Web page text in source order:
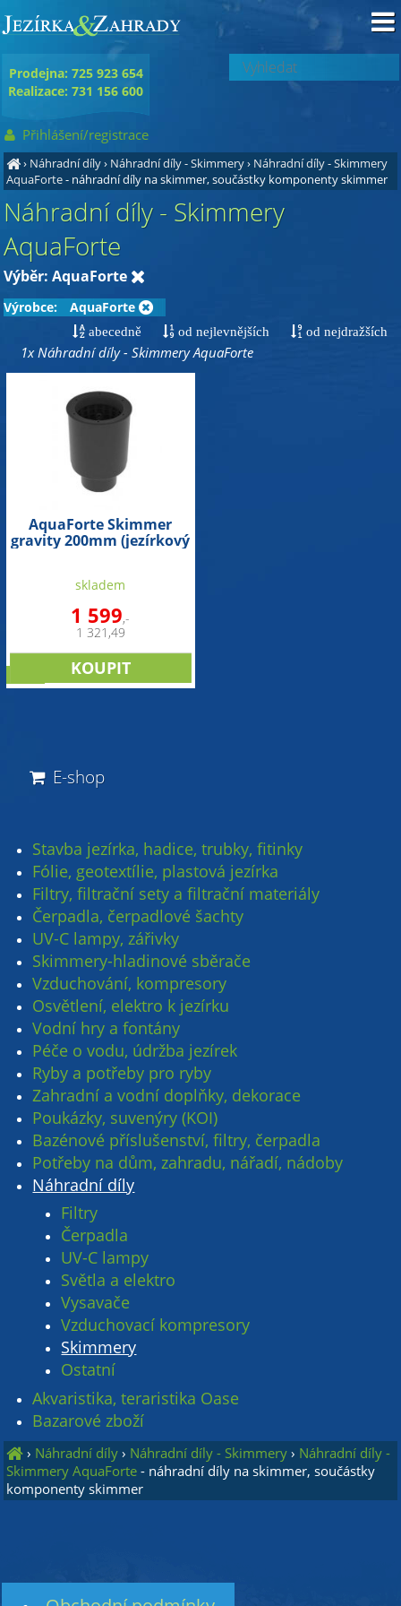
› Náhradní díly› Náhradní díly - Skimmery› Náhradní díly - Skimmery
AquaForte- náhradní díly na skimmer, součástky komponenty skimmer
Náhradní díly - Skimmery
AquaForte
Výběr: AquaForte
Výrobce: AquaForte
abecedně od nejlevnějších od nejdražších
1x Náhradní díly - Skimmery AquaForte
AquaForte Skimmer
gravity 200mm (jezírkový
skladem
1 599,-
1 321,49
E-shop
Stavba jezírka, hadice, trubky, fitinky
Fólie, geotextílie, plastová jezírka
Filtry, filtrační sety a filtrační materiály
Čerpadla, čerpadlové šachty
UV-C lampy, zářivky
Skimmery-hladinové sběrače
Vzduchování, kompresory
Osvětlení, elektro k jezírku
Vodní hry a fontány
Péče o vodu, údržba jezírek
Ryby a potřeby pro ryby
Zahradní a vodní doplňky, dekorace
Poukázky, suvenýry (KOI)
Bazénové příslušenství, filtry, čerpadla
Potřeby na dům, zahradu, nářadí, nádoby
Náhradní díly
Filtry
Čerpadla
UV-C lampy
Světla a elektro
Vysavače
Vzduchovací kompresory
Skimmery
Ostatní
Akvaristika, teraristika Oase
Bazarové zboží
› Náhradní díly › Náhradní díly - Skimmery › Náhradní díly -
Skimmery AquaForte - náhradní díly na skimmer, součástky
komponenty skimmer
Prodejna: 725 923 654
Realizace: 731 156 600
Přihlášení/registrace